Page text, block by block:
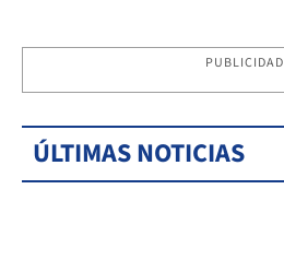
PUBLICIDAD
ÚLTIMAS NOTICIAS